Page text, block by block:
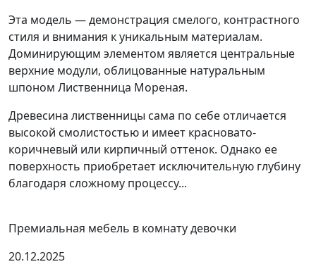
Эта модель — демонстрация смелого, контрастного
стиля и внимания к уникальным материалам.
Доминирующим элементом является центральные
верхние модули, облицованные натуральным
шпоном Лиственница Мореная.
Древесина лиственницы сама по себе отличается
высокой смолистостью и имеет красновато-
коричневый или кирпичный оттенок. Однако ее
поверхность приобретает исключительную глубину
благодаря сложному процессу...
Премиальная мебель в комнату девочки
20.12.2025